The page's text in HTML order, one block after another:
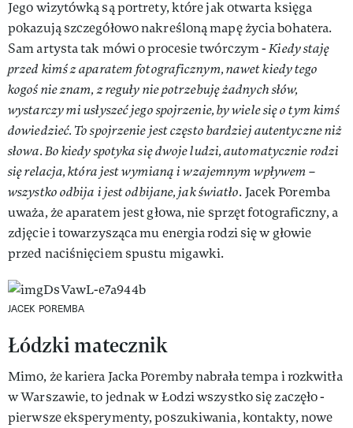
Jego wizytówką są portrety, które jak otwarta księga
pokazują szczegółowo nakreśloną mapę życia bohatera.
Sam artysta tak mówi o procesie twórczym -Kiedy staję
przed kimś z aparatem fotograficznym, nawet kiedy tego
kogoś nie znam, z reguły nie potrzebuję żadnych słów,
wystarczy mi usłyszeć jego spojrzenie, by wiele się o tym kimś
dowiedzieć. To spojrzenie jest często bardziej autentyczne niż
słowa. Bo kiedy spotyka się dwoje ludzi, automatycznie rodzi
się relacja, która jest wymianą i wzajemnym wpływem –
wszystko odbija i jest odbijane, jak światło. Jacek Poremba
uważa, że aparatem jest głowa, nie sprzęt fotograficzny, a
zdjęcie i towarzysząca mu energia rodzi się w głowie
przed naciśnięciem spustu migawki.
JACEK POREMBA
Łódzki matecznik
Mimo, że kariera Jacka Poremby nabrała tempa i rozkwitła
w Warszawie, to jednak w Łodzi wszystko się zaczęło -
pierwsze eksperymenty, poszukiwania, kontakty, nowe